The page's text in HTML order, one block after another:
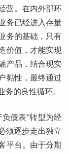
营。在内外部环
务已经进入存量
务的基础，只有
价值，才能实现
产品，结合现实
黏性，最终通过
的良性循环。
债表”转型为经
须逐步走出独立
平台。由于分期